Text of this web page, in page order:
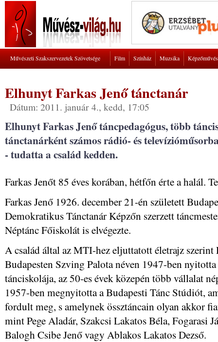
Művészeti Szakszervezetek Szövetsége Film Színház Muzsika
Elhunyt Farkas Jenő tánctanár
Dátum: 2011. január 4., kedd, 17:05
Elhunyt Farkas Jenő táncpedagógus, több
tánctanárként számos rádió- és
- tudatta a család kedden.
Farkas Jenőt 85 éves korában, hétfőn érte a halál.
Farkas Jenő 1926. december 21-én született
Demokratikus Tánctanár Képzőn szerzett
Néptánc Főiskolát is elvégezte.
A család által az MTI-hez eljuttatott életrajz szerint
Budapesten Szving Palota néven 1947-ben
tánciskolája, az 50-es évek közepén több vállalat
1957-ben megnyitotta a Budapesti Tánc Stúdiót,
fordult meg, s amelynek össztáncain olyan akkor
mint Pege Aladár, Szakcsi Lakatos Béla, Fogarasi
Balogh Csibe Jenő vagy Ablakos Lakatos Dezső.